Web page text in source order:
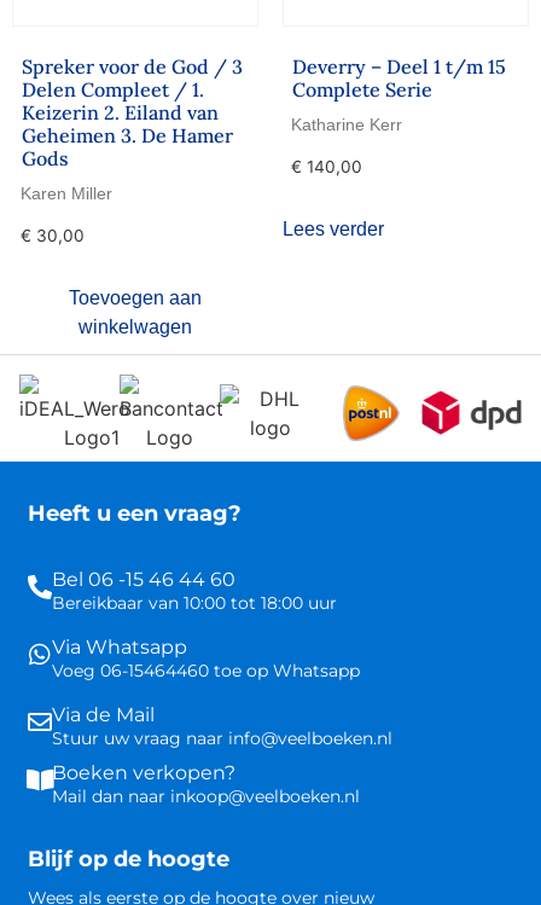
Spreker voor de God / 3
Delen Compleet / 1.
Keizerin 2. Eiland van
Geheimen 3. De Hamer
Gods
Karen Miller
€ 30,00
Toevoegen aan
winkelwagen
Deverry – Deel 1 t/m 15
Complete Serie
Katharine Kerr
€ 140,00
Lees verder
Heeft u een vraag?
Bel 06 -15 46 44 60
Bereikbaar van 10:00 tot 18:00 uur
Via Whatsapp
Voeg 06-15464460 toe op Whatsapp
Via de Mail
Stuur uw vraag naar info@veelboeken.nl
Boeken verkopen?
Mail dan naar inkoop@veelboeken.nl
Blijf op de hoogte
Wees als eerste op de hoogte over nieuw